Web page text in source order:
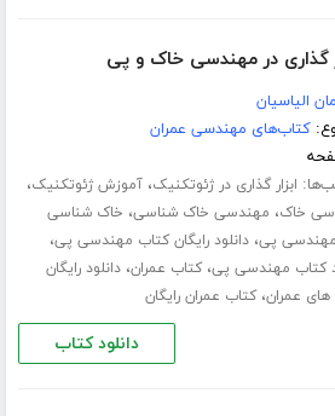
گذاری در مهندسی خاک و پی
الیاسیان
کتاب‌های مهندسی عمران
ابزار گذاری در ژئوتکنیک،آموزش ژئوتکنیک،
خاک، مهندسی خاک شناسی، خاک شناسی
مهندسی پی،دانلود رایگان کتاب مهندسی پی،
کتاب مهندسی پی،کتاب عمران،دانلود رایگان
عمران،کتاب عمران رایگان
دانلود کتاب